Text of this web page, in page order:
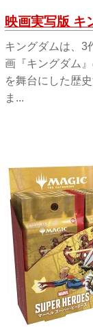
映画実写版 キ
キングダムは、3
画『キングダム
を舞台にした歴
ま...